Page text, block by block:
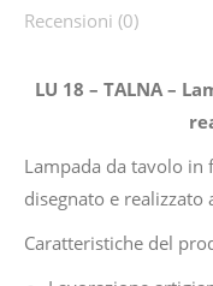
Recensioni (0)
LU 18 – TALNA –
Lampada da tavolo in
disegnato e
Caratteristiche del